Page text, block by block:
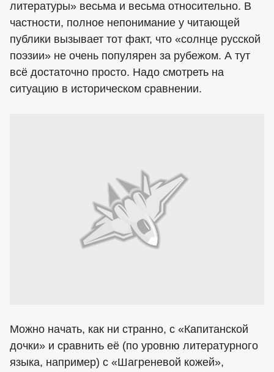
литературы» весьма и весьма относительно. В
частности, полное непонимание у читающей
публики вызывает тот факт, что «солнце русской
поэзии» не очень популярен за рубежом. А тут
всё достаточно просто. Надо смотреть на
ситуацию в историческом сравнении.
Можно начать, как ни странно, с «Капитанской
дочки» и сравнить её (по уровню литературного
языка, например) с «Шагреневой кожей»,